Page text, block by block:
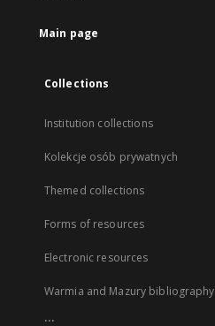
Main page
Collections
Institution collections
Kolekcje osób prywatnych
Themed collections
Forms of resources
Electronic resources
Warmia and Mazury bibliography
...